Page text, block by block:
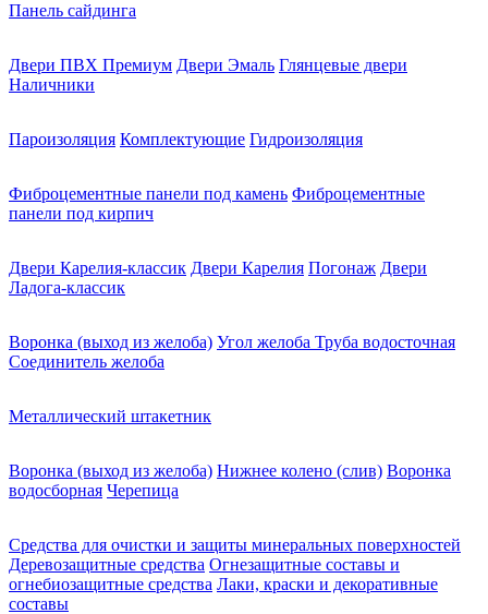
Панель сайдинга
Двери ПВХ Премиум Двери Эмаль Глянцевые двери
Наличники
Пароизоляция Комплектующие Гидроизоляция
Фиброцементные панели под камень Фиброцементные
панели под кирпич
Двери Карелия-классик Двери Карелия Погонаж Двери
Ладога-классик
Воронка (выход из желоба) Угол желоба Труба водосточная
Соединитель желоба
Металлический штакетник
Воронка (выход из желоба) Нижнее колено (слив) Воронка
водосборная Черепица
Средства для очистки и защиты минеральных поверхностей
Деревозащитные средства Огнезащитные составы и
огнебиозащитные средства Лаки, краски и декоративные
составы